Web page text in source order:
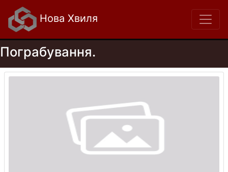
Нова Хвиля
Пограбування.